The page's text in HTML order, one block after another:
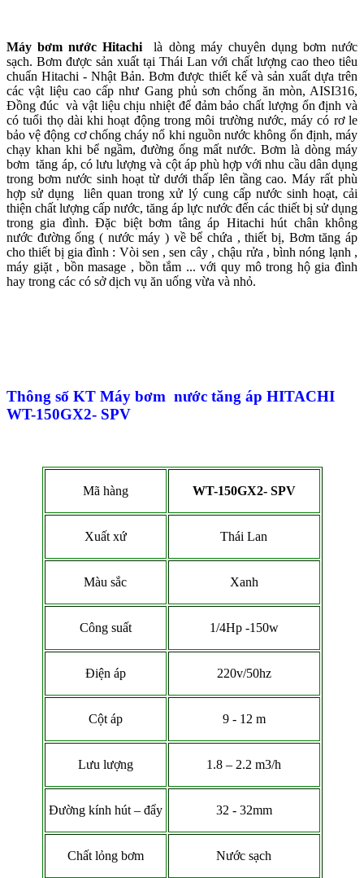
Máy bơm nước Hitachilà dòng máy chuyên dụng bơm nước
sạch. Bơm được sản xuất tại Thái Lan với chất lượng cao theo tiêu
chuẩn Hitachi - Nhật Bản. Bơm được thiết kế và sản xuất dựa trên
các vật liệu cao cấp như Gang phủ sơn chống ăn mòn, AISI316,
Đồng đúc và vật liệu chịu nhiệt để đảm bảo chất lượng ổn định và
có tuổi thọ dài khi hoạt động trong môi trường nước, máy có rơ le
bảo vệ động cơ chống cháy nổ khi nguồn nước không ổn định, máy
chạy khan khi bể ngầm, đường ống mất nước. Bơm là dòng máy
bơm tăng áp, có lưu lượng và cột áp phù hợp với nhu cầu dân dụng
trong bơm nước sinh hoạt từ dưới thấp lên tầng cao. Máy rất phù
hợp sử dụng liên quan trong xử lý cung cấp nước sinh hoạt, cải
thiện chất lượng cấp nước, tăng áp lực nước đến các thiết bị sử dụng
trong gia đình. Đặc biệt bơm tâng áp Hitachi hút chân không
nước đường ống ( nước máy ) về bể chứa , thiết bị, Bơm tăng áp
cho thiết bị gia đình : Vòi sen , sen cây , chậu rửa , bình nóng lạnh ,
máy giặt , bồn masage , bồn tắm ... với quy mô trong hộ gia đình
hay trong các có sở dịch vụ ăn uống vừa và nhỏ.
Thông số KT Máy bơm nước tăng áp HITACHI
WT-150GX2- SPV
Mã hàng WT-150GX2- SPV
Xuất xứ Thái Lan
Màu sắc Xanh
Công suất 1/4Hp -150w
Điện áp 220v/50hz
Cột áp 9 - 12 m
Lưu lượng 1.8 – 2.2 m3/h
Đường kính hút – đẩy 32 - 32mm
Chất lỏng bơm Nước sạch